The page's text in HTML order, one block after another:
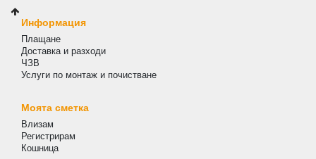
Информация
Плащане
Доставка и разходи
ЧЗВ
Услуги по монтаж и почистване
Моята сметка
Влизам
Регистрирам
Кошница